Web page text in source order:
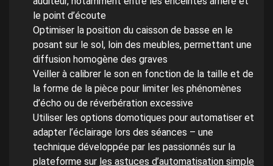
le point d’écoute
Optimiser la position du caisson de basse en le
posant sur le sol, loin des meubles, permettant une
diffusion homogène des graves
Veiller à calibrer le son en fonction de la taille et de
la forme de la pièce pour limiter les phénomènes
d’écho ou de réverbération excessive
Utiliser les options domotiques pour automatiser et
adapter l’éclairage lors des séances – une
technique développée par les passionnés sur la
plateforme sur les astuces d’automatisation simple